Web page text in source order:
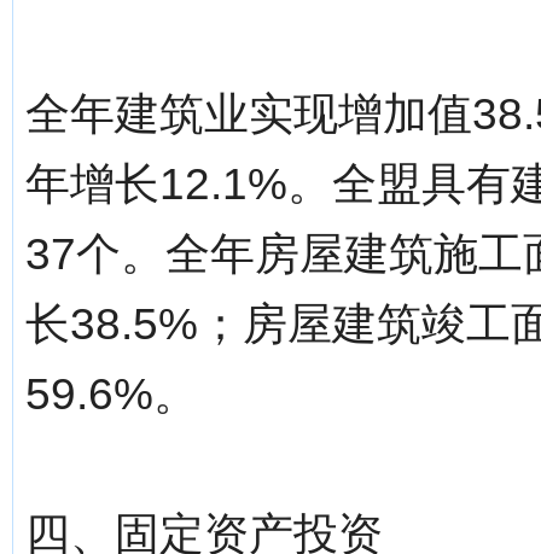
全年建筑业实现增加值
年增长12.1%。全盟具有
37个。全年房屋建筑施
长38.5%；房屋建筑竣工
59.6%。
四、固定资产投资